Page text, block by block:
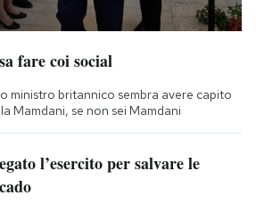
fare coi social
ministro britannico sembra avere capito
Mamdani, se non sei Mamdani
l’esercito per salvare le